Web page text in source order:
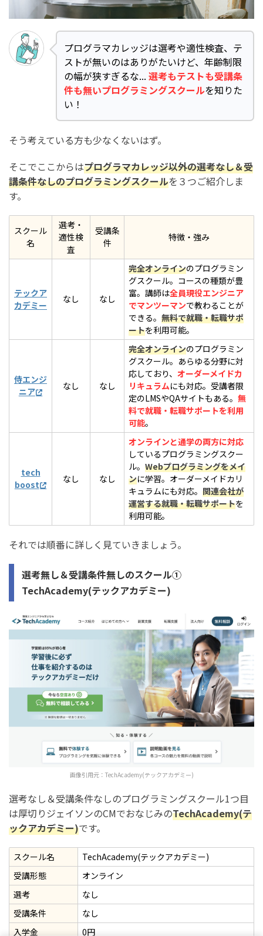
プログラマカレッジは選考や適性検査、テ
ストが無いのはありがたいけど、年齢制限
の幅が狭すぎるな... 選考もテストも受講条
件も無いプログラミングスクールを知りた
い！
そう考えている方も少なくないはず。
そこでここからはプログラマカレッジ以外の選考なし＆受
講条件なしのプログラミングスクールを３つご紹介しま
す。
スクール
名
選考・
適性検
査
受講条
件
特徴・強み
テックア
カデミー
なし なし
完全オンラインのプログラミン
グスクール。コースの種類が豊
富。講師は全員現役エンジニア
でマンツーマンで教わることが
できる。 無料で就職・転職サポ
ートを利用可能。
侍エンジ
ニア
なし なし
完全オンラインのプログラミン
グスクール。あらゆる分野に対
応しており、 オーダーメイドカ
リキュラムにも対応。受講者限
定のLMSやQAサイトもある。 無
料で就職・転職サポートを利用
可能。
tech
boost
なし なし
オンラインと通学の両方に対応
しているプログラミングスクー
ル。 Webプログラミングをメイ
ンに学習。オーダーメイドカリ
キュラムにも対応。 関連会社が
運営する就職・転職サポートを
利用可能。
それでは順番に詳しく見ていきましょう。
選考無し＆受講条件無しのスクール①
TechAcademy(テックアカデミー)
画像引用元： TechAcademy(テックアカデミー)
選考なし＆受講条件なしのプログラミングスクール1つ目
は厚切りジェイソンのCMでおなじみのTechAcademy(テ
ックアカデミー)です。
スクール名
TechAcademy(テックアカデミー)
受講形態
オンライン
選考
なし
受講条件
なし
入学金
0円